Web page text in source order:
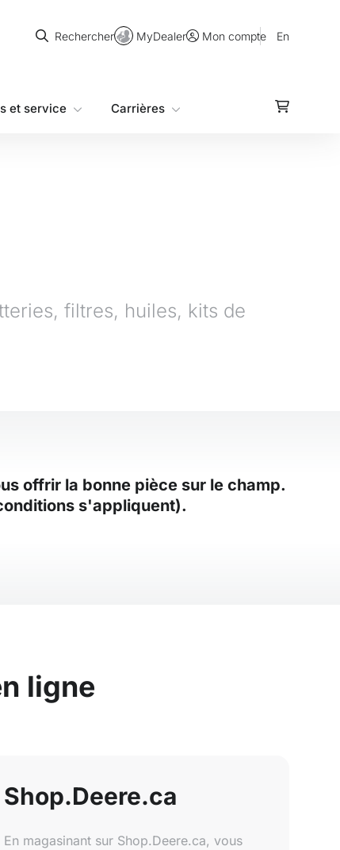
Rechercher
Rechercher MyDealer Mon compte En
et service Carrières
filtres, huiles, kits de
offrir la bonne pièce sur le champ.
s'appliquent).
ligne
Shop.Deere.ca
En magasinant sur Shop.Deere.ca, vous